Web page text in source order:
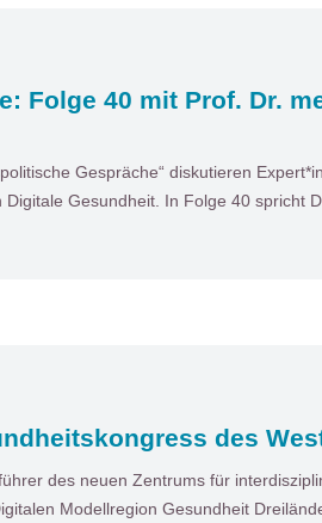
Folge 40 mit Prof. Dr.
Gespräche“ diskutieren
Gesundheit. In Folge 40 spricht
des
des neuen Zentrums für
Modellregion Gesundheit